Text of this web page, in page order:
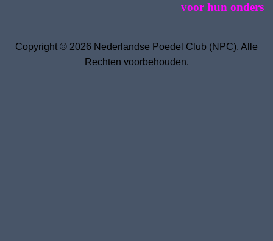
voor hun
Copyright © 2026 Nederlandse Poedel Club (NPC). Alle
Rechten voorbehouden.